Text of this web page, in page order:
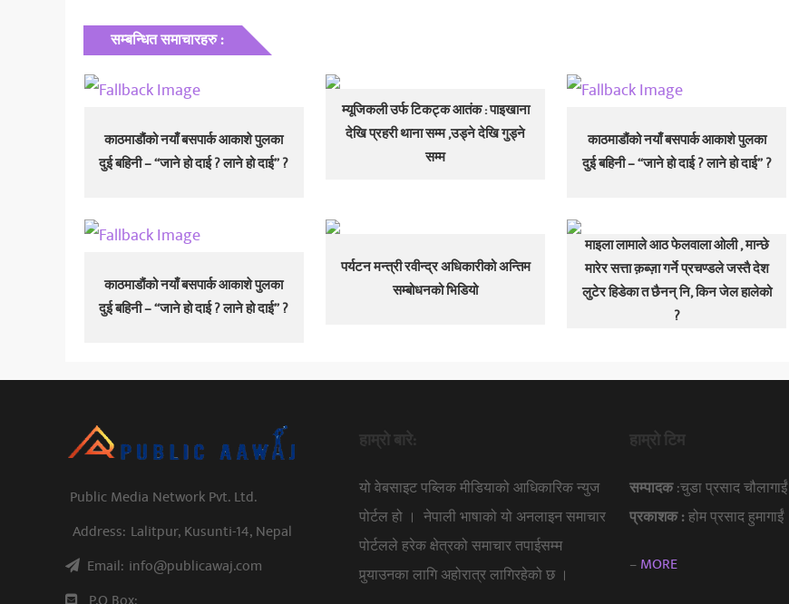
सम्बन्धित समाचारहरु :
काठमाडौंको नयाँ बसपार्क आकाशे पुलका
दुई बहिनी – “जाने हो दाई ? लाने हो दाई” ?
म्यूजिकली उर्फ टिकट्क आतंक : पाइखाना
देखि प्रहरी थाना सम्म ,उड्ने देखि गुड्ने
सम्म
काठमाडौंको नयाँ बसपार्क आकाशे पुलका
दुई बहिनी – “जाने हो दाई ? लाने हो दाई” ?
काठमाडौंको नयाँ बसपार्क आकाशे पुलका
दुई बहिनी – “जाने हो दाई ? लाने हो दाई” ?
पर्यटन मन्त्री रवीन्द्र अधिकारीको अन्तिम
सम्बोधनको भिडियो
माइला लामाले आठ फेलवाला ओली , मान्छे
मारेर सत्ता क़ब्ज़ा गर्ने प्रचण्डले जस्तै देश
लुटेर हिडेका त छैनन् नि, किन जेल हालेको
?
Public Media Network Pvt. Ltd.
Address: Lalitpur, Kusunti-14, Nepal
Email: info@publicawaj.com
हाम्रो बारे:
यो वेबसाइट पब्लिक मीडियाको आधिकारिक न्युज
पोर्टल हो । नेपाली भाषाको यो अनलाइन समाचार
पोर्टलले हरेक क्षेत्रको समाचार तपाईसम्म
पुर्‍याउनका लागि अहोरात्र लागिरहेको छ ।
हाम्रो टिम
सम्पादक:चुडा प्रसाद चौलागाईं
प्रकाशक :होम प्रसाद हुमागाईं
–MORE